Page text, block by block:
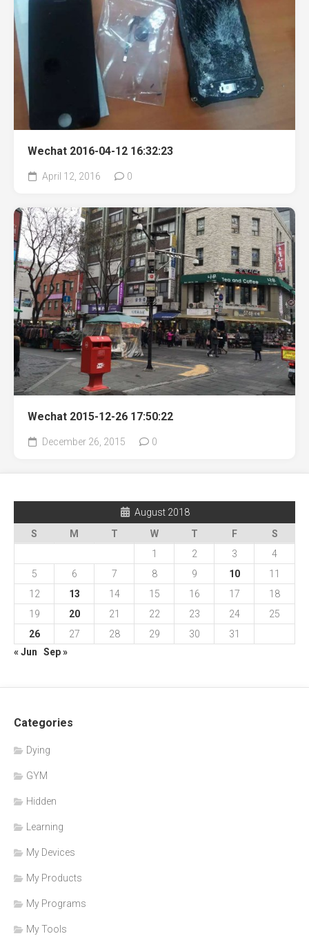
Wechat 2016-04-12 16:32:23
April 12, 2016 0
Wechat 2015-12-26 17:50:22
December 26, 2015 0
August 2018
S
M T W T F
S
1
2 3
4
5
6 7 8 9 10
11
12
13 14 15 16 17
18
19
20 21 22 23 24
25
26
27 28 29 30
31
« Jun
Sep »
Categories
Dying
GYM
Hidden
Learning
My Devices
My Products
My Programs
My Tools